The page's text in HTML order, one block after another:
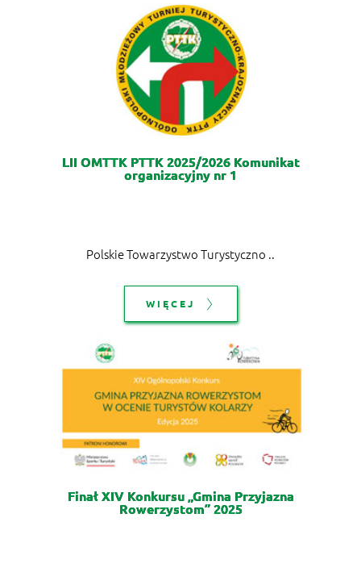
LII OMTTK PTTK 2025/2026 Komunikat
organizacyjny nr 1
Polskie Towarzystwo Turystyczno ..
WIĘCEJ
Finał XIV Konkursu „Gmina Przyjazna
Rowerzystom” 2025